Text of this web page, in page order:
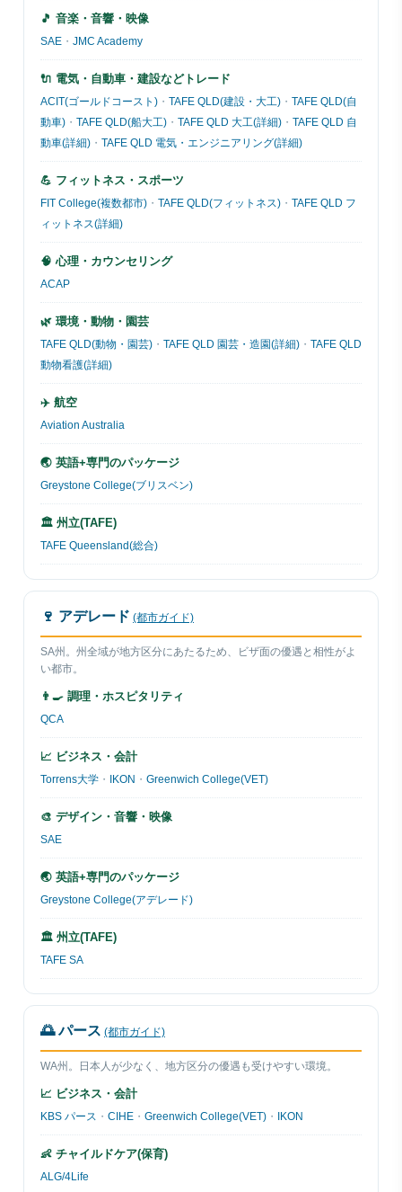
🎵 音楽・音響・映像
SAE ・ JMC Academy
🔌 電気・自動車・建設などトレード
ACIT(ゴールドコースト) ・ TAFE QLD(建設・大工) ・ TAFE QLD(自
動車) ・ TAFE QLD(船大工) ・ TAFE QLD 大工(詳細) ・ TAFE QLD 自
動車(詳細) ・ TAFE QLD 電気・エンジニアリング(詳細)
💪 フィットネス・スポーツ
FIT College(複数都市) ・ TAFE QLD(フィットネス) ・ TAFE QLD フ
ィットネス(詳細)
🧠 心理・カウンセリング
ACAP
🌿 環境・動物・園芸
TAFE QLD(動物・園芸) ・ TAFE QLD 園芸・造園(詳細) ・ TAFE QLD
動物看護(詳細)
✈️ 航空
Aviation Australia
🌏 英語+専門のパッケージ
Greystone College(ブリスベン)
🏛 州立(TAFE)
TAFE Queensland(総合)
🍷 アデレード (都市ガイド)
SA州。州全域が地方区分にあたるため、ビザ面の優遇と相性がよ
い都市。
👨‍🍳 調理・ホスピタリティ
QCA
📈 ビジネス・会計
Torrens大学 ・ IKON ・ Greenwich College(VET)
🎨 デザイン・音響・映像
SAE
🌏 英語+専門のパッケージ
Greystone College(アデレード)
🏛 州立(TAFE)
TAFE SA
🌅 パース (都市ガイド)
WA州。日本人が少なく、地方区分の優遇も受けやすい環境。
📈 ビジネス・会計
KBS パース ・ CIHE ・ Greenwich College(VET) ・ IKON
👶 チャイルドケア(保育)
ALG/4Life